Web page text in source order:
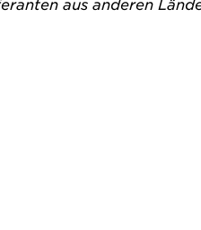
aus anderen